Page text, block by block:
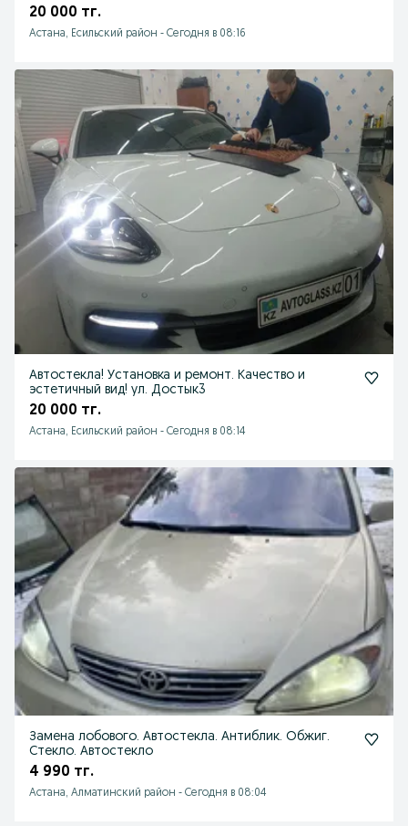
20 000 тг.
Астана, Есильский район - Сегодня в 08:16
Автостекла! Установка и ремонт. Качество и
эстетичный вид! ул. Достык3
20 000 тг.
Астана, Есильский район - Сегодня в 08:14
Замена лобового. Автостекла. Антиблик. Обжиг.
Стекло. Автостекло
4 990 тг.
Астана, Алматинский район - Сегодня в 08:04